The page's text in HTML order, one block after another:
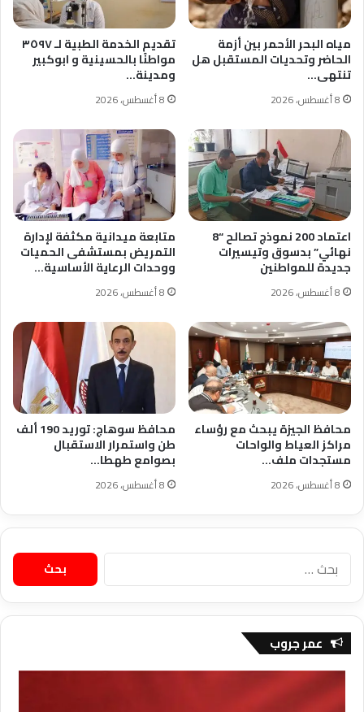
مياه البحر الأحمر بين أزمة
الحاضر وتحديات المستقبل هل
تنتهى…
8 أغسطس، 2026
تقديم الخدمة الطبية لـ ٣٥٩٧
مواطنًا بالحسينية و ابوكبير
ومدينة…
8 أغسطس، 2026
اعتماد 200 نموذج تصالح “8
نهائي” بدسوق وتيسيرات
جديدة للمواطنين
8 أغسطس، 2026
متابعة ميدانية مكثفة لإدارة
التمريض بمستشفى الحميات
ووحدات الرعاية الأساسية…
8 أغسطس، 2026
محافظ الجيزة يبحث مع رؤساء
مراكز العياط والواحات
مستجدات ملف…
8 أغسطس، 2026
محافظ سوهاج: توريد 190 ألف
طن واستمرار الاستقبال
بصوامع طهطا…
8 أغسطس، 2026
البحث
عن:
عمر جروب